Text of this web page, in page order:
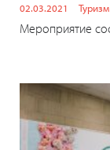
02.03.2021 Туризм
Мероприятие